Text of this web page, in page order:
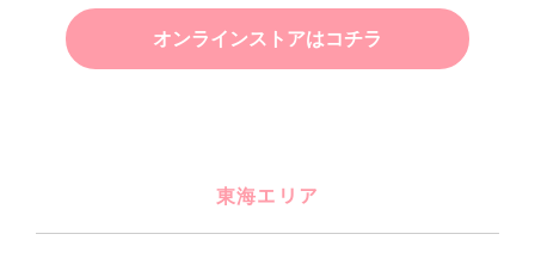
オンラインストアはコチラ
東海エリア